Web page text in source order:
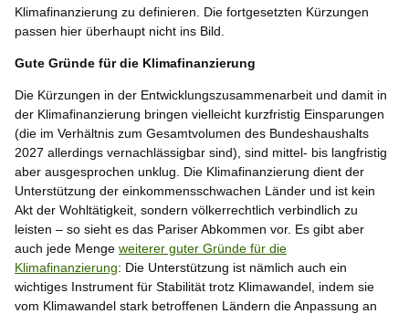
Klimafinanzierung zu definieren. Die fortgesetzten Kürzungen
passen hier überhaupt nicht ins Bild.
Gute Gründe für die Klimafinanzierung
Die Kürzungen in der Entwicklungszusammenarbeit und damit in
der Klimafinanzierung bringen vielleicht kurzfristig Einsparungen
(die im Verhältnis zum Gesamtvolumen des Bundeshaushalts
2027 allerdings vernachlässigbar sind), sind mittel- bis langfristig
aber ausgesprochen unklug. Die Klimafinanzierung dient der
Unterstützung der einkommensschwachen Länder und ist kein
Akt der Wohltätigkeit, sondern völkerrechtlich verbindlich zu
leisten – so sieht es das Pariser Abkommen vor. Es gibt aber
auch jede Menge weiterer guter Gründe für die
Klimafinanzierung: Die Unterstützung ist nämlich auch ein
wichtiges Instrument für Stabilität trotz Klimawandel, indem sie
vom Klimawandel stark betroffenen Ländern die Anpassung an